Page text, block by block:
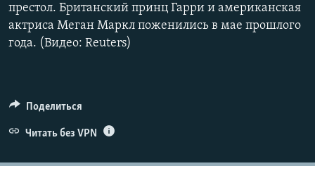
престол.​ Британский принц Гарри и американская
актриса Меган Маркл поженились в мае прошлого
года. (Видео: Reuters)
Поделиться
Читать без VPN